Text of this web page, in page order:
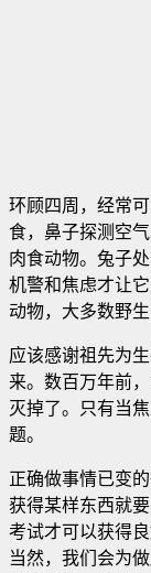
环顾四周，经常
食，鼻子探测空
肉食动物。兔子
机警和焦虑才让
动物，大多数野
应该感谢祖先为
来。数百万年前
灭掉了。只有当
题。
正确做事情已变
获得某样东西就
考试才可以获得
当然，我们会为